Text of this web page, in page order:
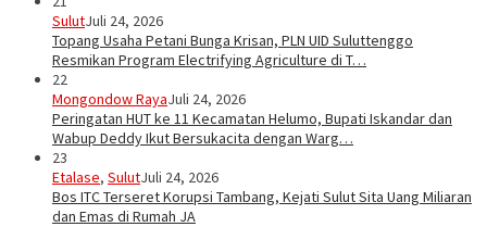
SulutJuli 24, 2026
Topang Usaha Petani Bunga Krisan, PLN UID Suluttenggo
Resmikan Program Electrifying Agriculture di T…
22
Mongondow RayaJuli 24, 2026
Peringatan HUT ke 11 Kecamatan Helumo, Bupati Iskandar dan
Wabup Deddy Ikut Bersukacita dengan Warg…
23
Etalase, SulutJuli 24, 2026
Bos ITC Terseret Korupsi Tambang, Kejati Sulut Sita Uang Miliaran
dan Emas di Rumah JA